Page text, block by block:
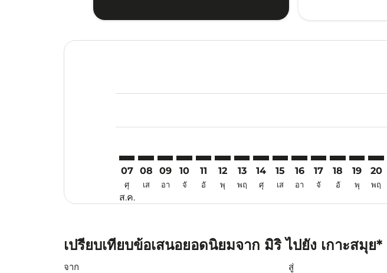
07
ศุ
ส.ค.
08
เส
09
อา
10
จั
11
อั
12
พุ
13
พฤ
14
ศุ
15
เส
16
อา
17
จั
18
อั
19
พุ
20
พฤ
เปรียบเทียบข้อเสนอยอดนิยมจาก มิริ ไปยัง เกาะสมุย*
จาก สู่